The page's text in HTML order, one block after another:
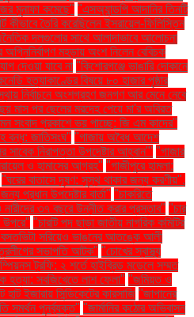
মুনাফা কমেছে" "এসঅ্যান্ডপি আদানির তিনটি
কীভাবে তৈরি করেছিলেন ইসরায়েল-ফিলিস্তিন
দলগুলোর সাথে আলাদাভাবে আলোচনা
অগ্নিনির্বাপণ মহড়ায় অংশ নিলেন বেবিচক
দেওয়া যাবে না "কিশোরগঞ্জে ভাঙারি দোকানে
হত্যাকাণ্ডের বিষয়ে ৮০ হাজার পৃষ্ঠার
নির্বাচনে অংশগ্রহণ জনগণ আর মেনে নেবে
মাস পর ছেলের মরদেহ পেয়ে মা'র অবিরত
সংবাদ প্রকাশে ভয় পাচ্ছে: জি এম কাদের"
বন্ধ: জাতিসংঘ" "গাজায় অবৈধ আদেশ
সাবেক নিরাপত্তা উপদেষ্টার আহ্বান"' "গাজার
ও হামাসের আগ্রহ" "গাজীপুরে হামলা:
"ঘরের বাতাসে দূষণ: সুস্থ থাকার জন্য করণীয়".
প্রধান উপদেষ্টার বার্তা" "চাকরিতে
৩৭ বছরে উন্নীত করার প্রস্তাব" "চার
উপরে" "চারটি পদ ছাড়া জাতীয় নাগরিক কমিটির
বসতভিটা সরিয়েও ভাঙনের আতঙ্কে আলী
সভাপতি আটক" "চোখের স্বাস্থ্য
ট্রফি: ২ শর্তে হাইব্রিড মডেলে সম্মত
হত্যা: সবজিখেতে লাশ ফেলা" "জমিয়ত ও
ইজারায় সিন্ডিকেটের কারসাজি "জাপানের
সমর্থন পুনর্ব্যক্ত" "জার্মানির কঠোর অভিবাসন